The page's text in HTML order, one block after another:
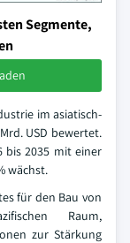
Segmente,
im asiatisch-
USD bewertet.
bis 2035 mit einer
wächst.
für den Bau von
Raum,
zur Stärkung